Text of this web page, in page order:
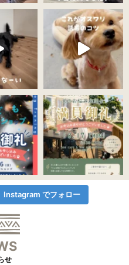
Instagram でフォロー
せ